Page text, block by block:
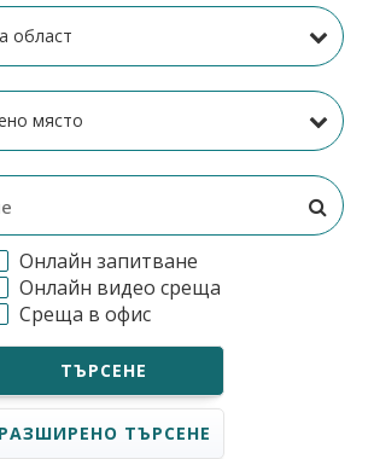
Онлайн запитване
Онлайн видео среща
Среща в офис
ТЪРСЕНЕ
РАЗШИРЕНО ТЪРСЕНЕ